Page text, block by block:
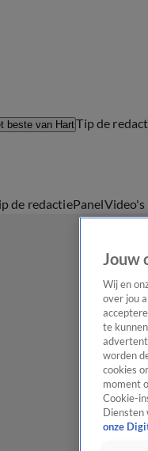
beste van HartTip de
de redactiePanelVideo's
Jouw
Wij en
over jou
te
worden
cookies
moment
Cookie-
Diensten
onze